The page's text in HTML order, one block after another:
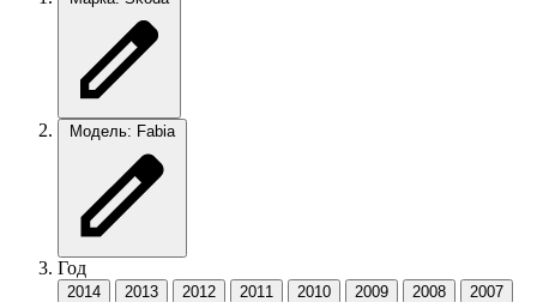
Модель: Fabia
Год
2014 2013 2012 2011 2010 2009 2008
2007